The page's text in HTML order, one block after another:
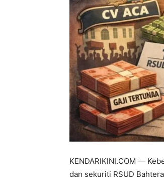
KENDARIKINI.COM —
dan sekuriti RSUD